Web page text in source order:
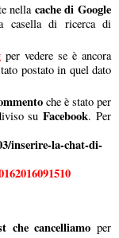
nella cache di Google
casella di ricerca di
per vedere se è ancora
postato in quel dato
che è stato per
suFacebook. Per
inserire-la-chat-di-
che cancelliamo per